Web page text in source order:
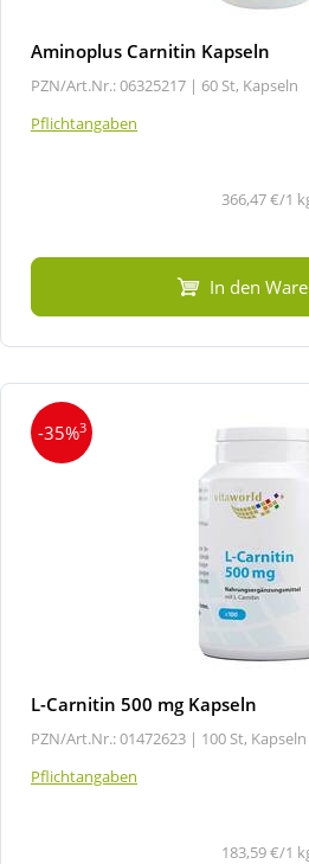
Aminoplus Carnitin Kapseln
PZN/Art.Nr.: 06325217 | 60 St, Kapseln
Pflichtangaben
366,47 €/1
In den
-35%3
L-Carnitin 500 mg Kapseln
PZN/Art.Nr.: 01472623 | 100 St, Kapseln
Pflichtangaben
183,59 €/1